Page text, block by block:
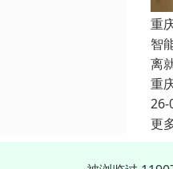
重
智
离
重
26-
更